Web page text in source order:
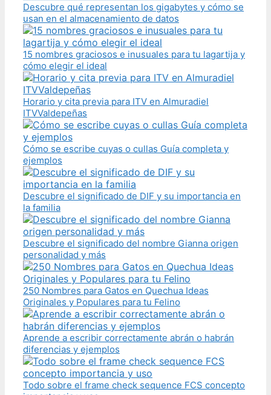
Descubre qué representan los gigabytes y cómo se
usan en el almacenamiento de datos
15 nombres graciosos e inusuales para tu lagartija y
cómo elegir el ideal
Horario y cita previa para ITV en Almuradiel
ITVValdepeñas
Cómo se escribe cuyas o cullas Guía completa y
ejemplos
Descubre el significado de DIF y su importancia en
la familia
Descubre el significado del nombre Gianna origen
personalidad y más
250 Nombres para Gatos en Quechua Ideas
Originales y Populares para tu Felino
Aprende a escribir correctamente abrán o habrán
diferencias y ejemplos
Todo sobre el frame check sequence FCS concepto